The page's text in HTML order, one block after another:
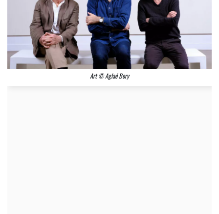
Art © Aglaé Bory